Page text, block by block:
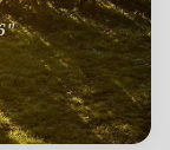
Sancerre"